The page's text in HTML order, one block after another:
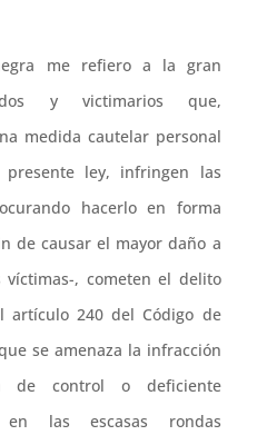
me refiero a la gran
y victimarios que,
medida cautelar personal
ley, infringen las
hacerlo en forma
de causar el mayor daño a
, cometen el delito
artículo 240 del Código de
se amenaza la infracción
de control o deficiente
en las escasas rondas